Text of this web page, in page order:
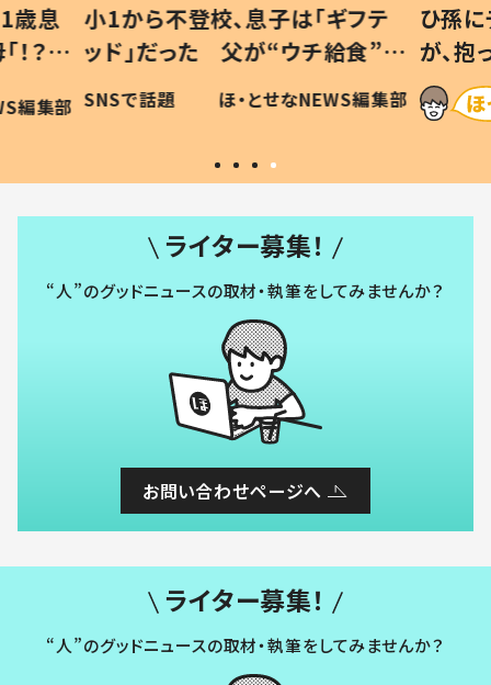
歳息
？」
編集部
小1から不登校、息子は「ギフテ
ッド」だった 父が“ウチ給食”を
作り続ける理由とは #令和の親
#令和の子
SNSで話題 ほ・とせなNEWS編集部
ひ孫
が、
「涙が
い」
ライター募集！
“人”のグッドニュースの取材・執筆をしてみませんか？
お問い合わせページへ
ライター募集！
“人”のグッドニュースの取材・執筆をしてみませんか？